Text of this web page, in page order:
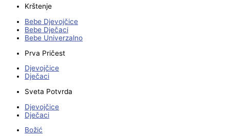
Krštenje
Bebe Djevojčice
Bebe Dječaci
Bebe Univerzalno
Prva Pričest
Djevojčice
Dječaci
Sveta Potvrda
Djevojčice
Dječaci
Božić